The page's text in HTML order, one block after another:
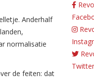
Anderhalf
normalisatie
de feiten: dat
Twitter